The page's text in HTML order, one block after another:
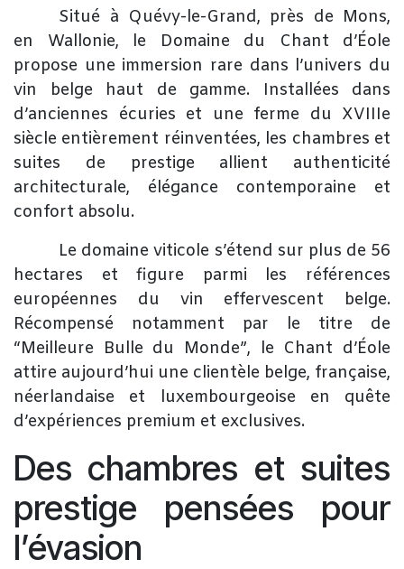
​Situé à Quévy-le-Grand, près de Mons,
en Wallonie, le Domaine du Chant d’Éole
propose une immersion rare dans l’univers du
vin belge haut de gamme. Installées dans
d’anciennes écuries et une ferme du XVIIIe
siècle entièrement réinventées, les chambres et
suites de prestige allient authenticité
architecturale, élégance contemporaine et
confort absolu.
​Le domaine viticole s’étend sur plus de 56
hectares et figure parmi les références
européennes du vin effervescent belge.
Récompensé notamment par le titre de
“Meilleure Bulle du Monde”, le Chant d’Éole
attire aujourd’hui une clientèle belge, française,
néerlandaise et luxembourgeoise en quête
d’expériences premium et exclusives.
Des chambres et suites
prestige pensées pour
l’évasion